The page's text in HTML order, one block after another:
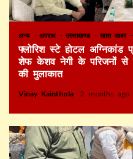
अन्य अपराध उत्तराखण्ड खास खबर
फ्लोरिश स्टे होटल अग्निकांड
शेफ केशव नेगी के परिजनों से
की मुलाकात
Vinay Kainthola 2 months ago